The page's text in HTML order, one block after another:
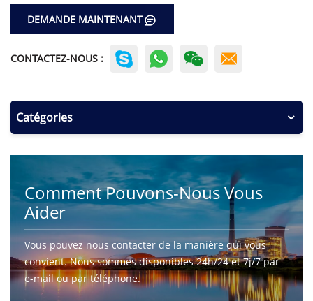
DEMANDE MAINTENANT
CONTACTEZ-NOUS :
Catégories
Comment Pouvons-Nous Vous
Aider
Vous pouvez nous contacter de la manière qui vous
convient. Nous sommes disponibles 24h/24 et 7j/7 par
e-mail ou par téléphone.